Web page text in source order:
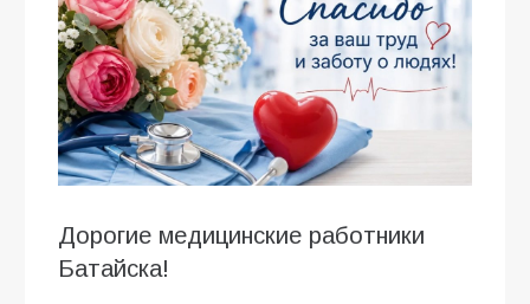
Дорогие медицинские работники
Батайска!